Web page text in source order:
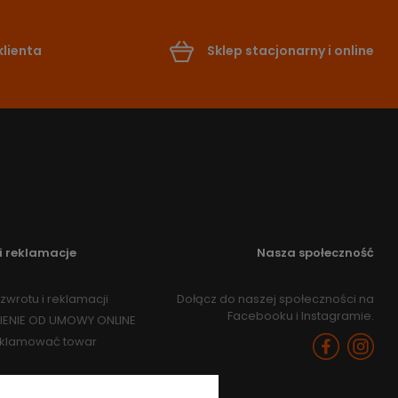
Sklep stacjonarny i online
reklamacje
i reklamacji
OD UMOWY ONLINE
towar
Nasza społeczność
Dołącz do naszej społeczności na
Facebooku i Instagramie.